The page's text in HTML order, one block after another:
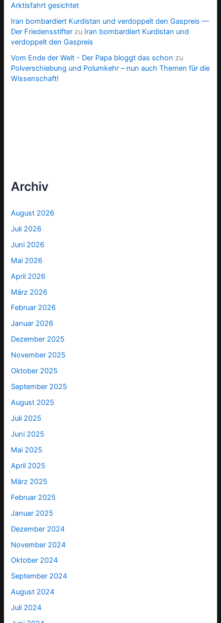
Arktisfahrt gesichtet
Iran bombardiert Kurdistan und verdoppelt den Gaspreis —
Der Friedensstifter zu Iran bombardiert Kurdistan und
verdoppelt den Gaspreis
Vom Ende der Welt - Der Papa bloggt das schon zu
Polverschiebung und Polumkehr – nun auch Themen für die
Wissenschaft!
Archiv
August 2026
Juli 2026
Juni 2026
Mai 2026
April 2026
März 2026
Februar 2026
Januar 2026
Dezember 2025
November 2025
Oktober 2025
September 2025
August 2025
Juli 2025
Juni 2025
Mai 2025
April 2025
März 2025
Februar 2025
Januar 2025
Dezember 2024
November 2024
Oktober 2024
September 2024
August 2024
Juli 2024